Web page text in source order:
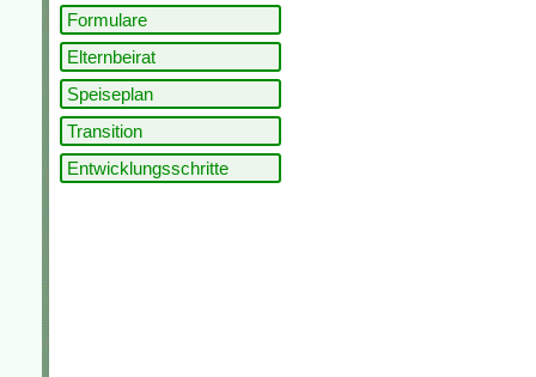
Formulare
Elternbeirat
Speiseplan
Transition
Entwicklungsschritte